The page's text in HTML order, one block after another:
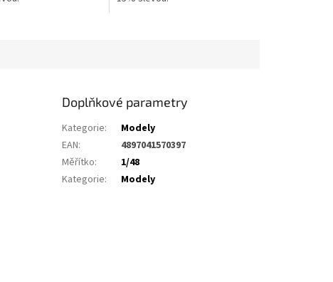
Doplňkové parametry
Kategorie:
Modely
EAN:
4897041570397
Měřítko:
1/48
Kategorie: Modely